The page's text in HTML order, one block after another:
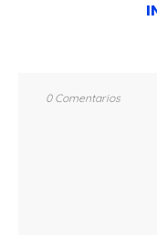
0 Comentarios